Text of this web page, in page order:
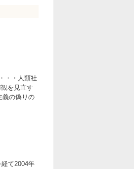
・・人類社
を見直す
義の偽りの
て2004年